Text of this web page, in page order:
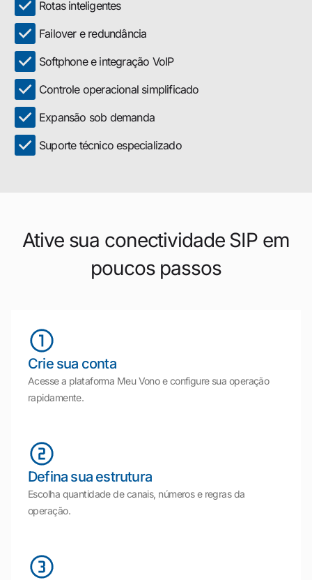
Rotas inteligentes
Failover e redundância
Softphone e integração VoIP
Controle operacional simplificado
Expansão sob demanda
Suporte técnico especializado
Ative sua conectividade SIP em
poucos passos
Crie sua conta
Acesse a plataforma Meu Vono e configure sua operação
rapidamente.
Defina sua estrutura
Escolha quantidade de canais, números e regras da
operação.